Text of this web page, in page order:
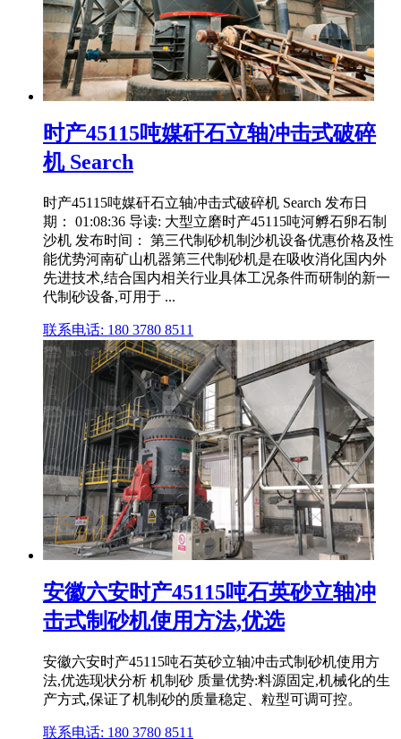
时产45115吨媒矸石立轴冲击式破碎
机 Search
时产45115吨媒矸石立轴冲击式破碎机 Search 发布日
期： 01:08:36 导读: 大型立磨时产45115吨河孵石卵石制
沙机 发布时间： 第三代制砂机制沙机设备优惠价格及性
能优势河南矿山机器第三代制砂机是在吸收消化国内外
先进技术,结合国内相关行业具体工况条件而研制的新一
代制砂设备,可用于 ...
联系电话: 180 3780 8511
安徽六安时产45115吨石英砂立轴冲
击式制砂机使用方法,优选
安徽六安时产45115吨石英砂立轴冲击式制砂机使用方
法,优选现状分析 机制砂 质量优势:料源固定,机械化的生
产方式,保证了机制砂的质量稳定、粒型可调可控。
联系电话: 180 3780 8511